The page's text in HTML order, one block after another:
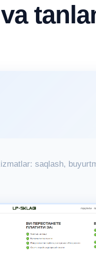
saqlash,